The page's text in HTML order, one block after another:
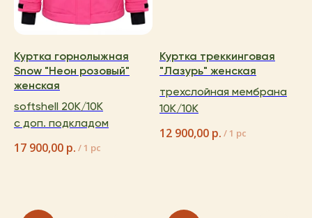
Куртка горнолыжная
Snow "Неон розовый"
женская
softshell 20K/10K
с доп. подкладом
17 900,00 р. / 1 pc
Куртка треккинговая
"Лазурь" женская
трехслойная мембрана
10K/10K
12 900,00 р. / 1 pc